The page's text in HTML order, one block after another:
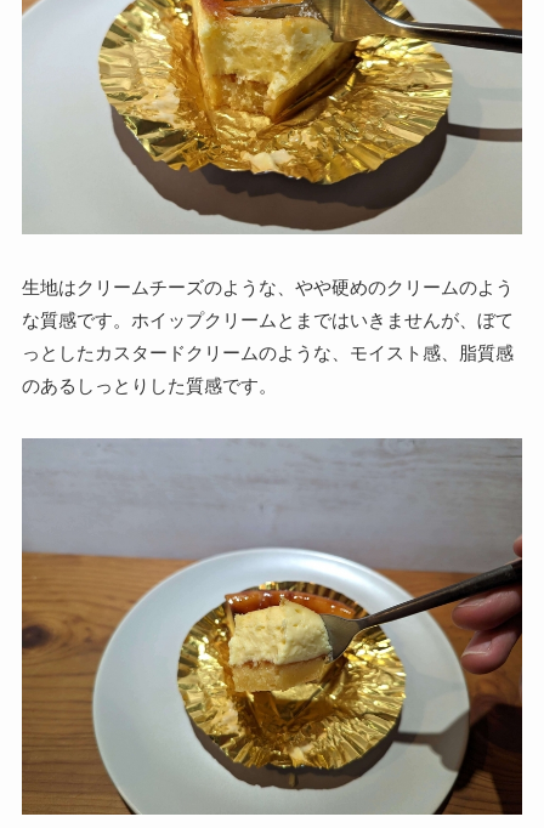
生地はクリームチーズのような、やや硬めのクリームのよう
な質感です。ホイップクリームとまではいきませんが、ぼて
っとしたカスタードクリームのような、モイスト感、脂質感
のあるしっとりした質感です。